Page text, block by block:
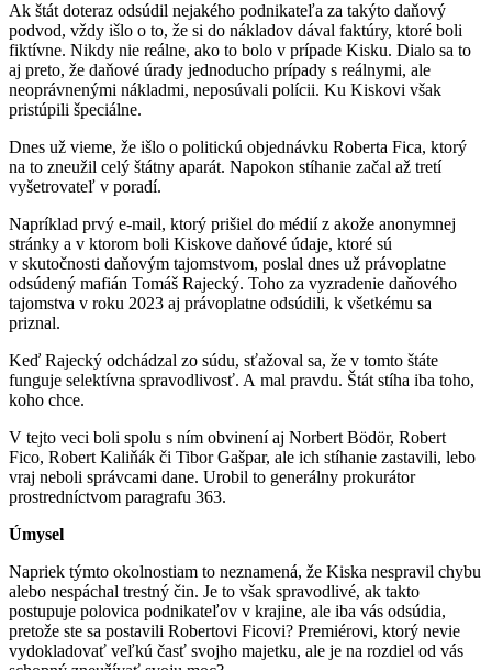
Ak štát doteraz odsúdil nejakého podnikateľa za takýto daňový
podvod, vždy išlo o to, že si do nákladov dával faktúry, ktoré boli
fiktívne. Nikdy nie reálne, ako to bolo v prípade Kisku. Dialo sa to
aj preto, že daňové úrady jednoducho prípady s reálnymi, ale
neoprávnenými nákladmi, neposúvali polícii. Ku Kiskovi však
pristúpili špeciálne.
Dnes už vieme, že išlo o politickú objednávku Roberta Fica, ktorý
na to zneužil celý štátny aparát. Napokon stíhanie začal až tretí
vyšetrovateľ v poradí.
Napríklad prvý e-mail, ktorý prišiel do médií z akože anonymnej
stránky a v ktorom boli Kiskove daňové údaje, ktoré sú
v skutočnosti daňovým tajomstvom, poslal dnes už právoplatne
odsúdený mafián Tomáš Rajecký. Toho za vyzradenie daňového
tajomstva v roku 2023 aj právoplatne odsúdili, k všetkému sa
priznal.
Keď Rajecký odchádzal zo súdu, sťažoval sa, že v tomto štáte
funguje selektívna spravodlivosť. A mal pravdu. Štát stíha iba toho,
koho chce.
V tejto veci boli spolu s ním obvinení aj Norbert Bödör, Robert
Fico, Robert Kaliňák či Tibor Gašpar, ale ich stíhanie zastavili, lebo
vraj neboli správcami dane. Urobil to generálny prokurátor
prostredníctvom paragrafu 363.
Úmysel
Napriek týmto okolnostiam to neznamená, že Kiska nespravil chybu
alebo nespáchal trestný čin. Je to však spravodlivé, ak takto
postupuje polovica podnikateľov v krajine, ale iba vás odsúdia,
pretože ste sa postavili Robertovi Ficovi? Premiérovi, ktorý nevie
vydokladovať veľkú časť svojho majetku, ale je na rozdiel od vás